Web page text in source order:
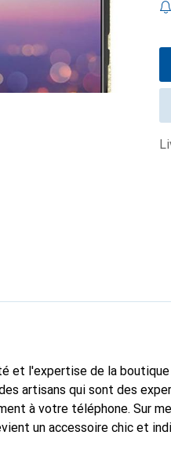
et l'expertise de la
artisans qui sont des
à votre téléphone. Sur
un accessoire chic et